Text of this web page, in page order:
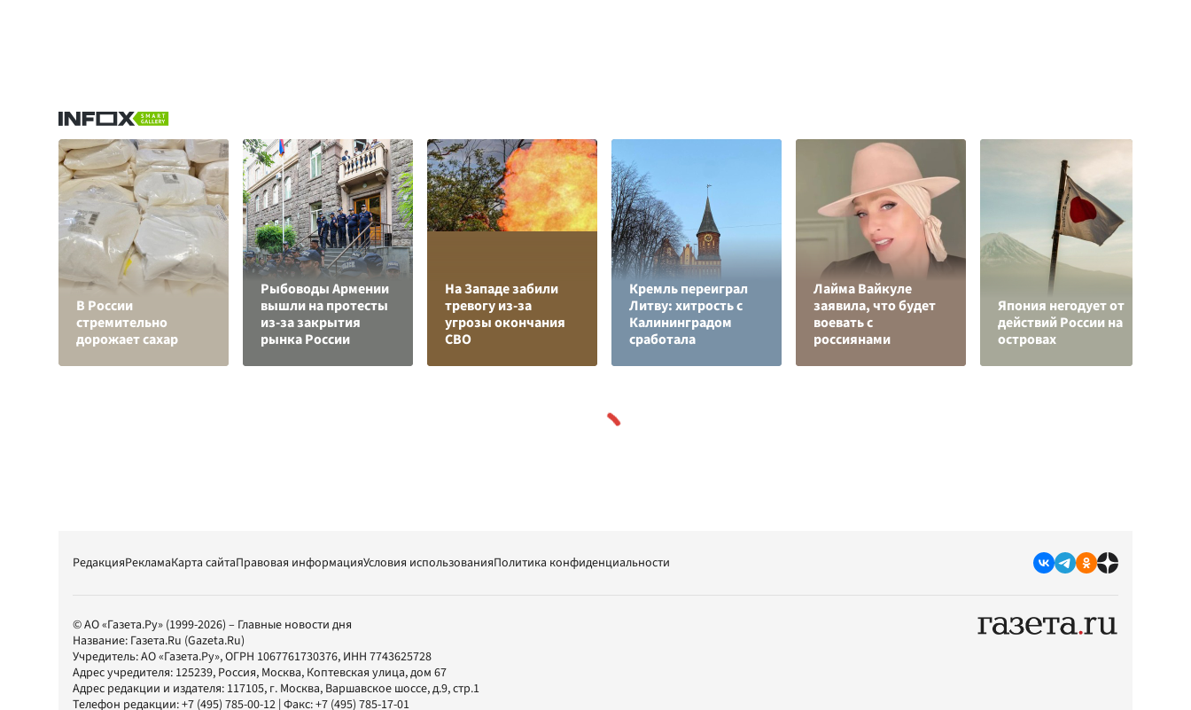
В России
стремительно
дорожает сахар
Рыбоводы Армении
вышли на протесты
из-за закрытия
рынка России
На Западе забили
тревогу из-за
угрозы окончания
СВО
Кремль переиграл
Литву: хитрость с
Калининградом
сработала
Лайма Вайкуле
заявила, что будет
воевать с
россиянами
Япония негодует от
действий России на
островах
РедакцияРекламаКарта сайтаПравовая информацияУсловия использованияПолитика конфиденциальности
© АО «Газета.Ру» (1999-2026) – Главные новости дня
Название: Газета.Ru (Gazeta.Ru)
Учредитель:АО «Газета.Ру», ОГРН 1067761730376, ИНН 7743625728
Адрес учредителя: 125239, Россия, Москва, Коптевская улица, дом 67
Адрес редакции и издателя: 117105, г. Москва, Варшавское шоссе, д.9, стр.1
Телефон редакции:+7 (495) 785-00-12 | Факс:+7 (495) 785-17-01